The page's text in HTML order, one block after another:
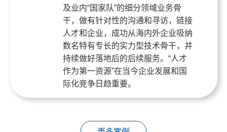
及业内“国家队”的细分领域业务骨
干，做有针对性的沟通和寻访，链接
人才和企业，成功从海内外企业吸纳
数名特有专长的实力型技术骨干，并
持续做好落地后的后续服务。“人才
作为第一资源”在当今企业发展和国
际化竞争日趋重要。